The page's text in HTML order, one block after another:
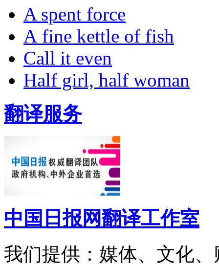
A spent force
A fine kettle of fish
Call it even
Half girl, half woman
翻译服务
中国日报网翻译工作室
我们提供：媒体、文化